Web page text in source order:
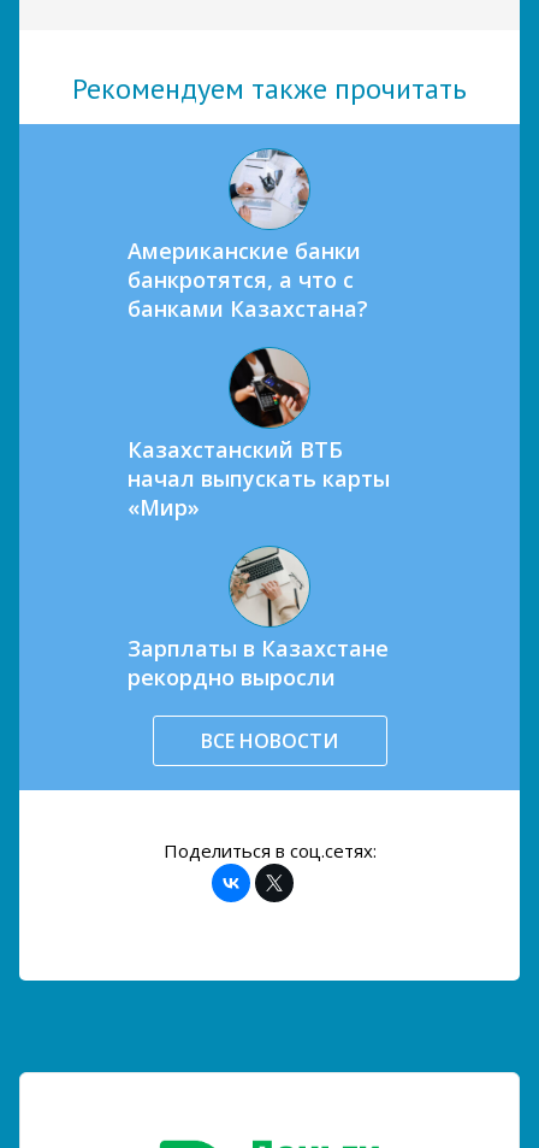
Рекомендуем также прочитать
Американские банки
банкротятся, а что с
банками Казахстана?
Казахстанский ВТБ
начал выпускать карты
«Мир»
Зарплаты в Казахстане
рекордно выросли
ВСЕ НОВОСТИ
Поделиться в соц.сетях: